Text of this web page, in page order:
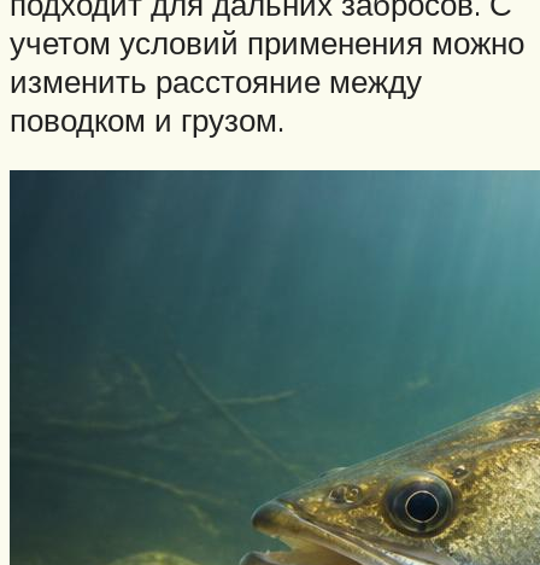
учетом условий применения можно
изменить расстояние между
поводком и грузом.